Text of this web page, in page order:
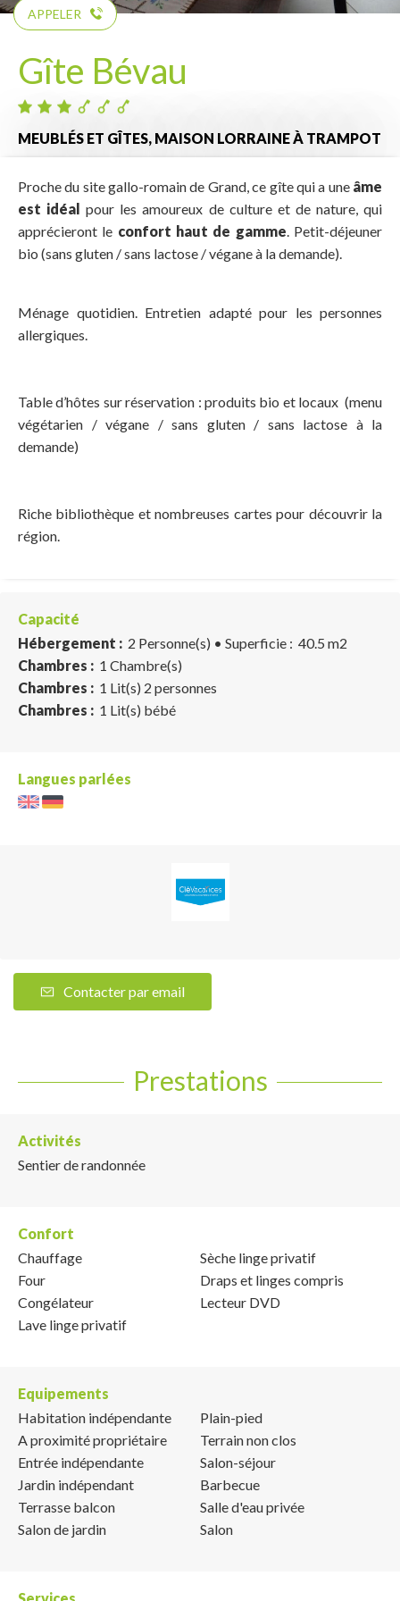
APPELER
Gîte Bévau
MEUBLÉS ET GÎTES, MAISON LORRAINEÀ TRAMPOT
Proche du site gallo-romain de Grand, ce gîte qui a une âme
est idéal pour les amoureux de culture et de nature, qui
apprécieront le confort haut de gamme. Petit-déjeuner
bio (sans gluten / sans lactose / végane à la demande).
Ménage quotidien. Entretien adapté pour les personnes
allergiques.
Table d’hôtes sur réservation : produits bio et locaux (menu
végétarien / végane / sans gluten / sans lactose à la
demande)
Riche bibliothèque et nombreuses cartes pour découvrir la
région.
Capacité
Hébergement : 2 Personne(s) • Superficie : 40.5 m2
Chambres : 1 Chambre(s)
Chambres : 1 Lit(s) 2 personnes
Chambres : 1 Lit(s) bébé
Langues parlées
Contacter par email
Prestations
Activités
Sentier de randonnée
Confort
Chauffage
Four
Congélateur
Lave linge privatif
Sèche linge privatif
Draps et linges compris
Lecteur DVD
Equipements
Habitation indépendante
A proximité propriétaire
Entrée indépendante
Jardin indépendant
Terrasse balcon
Salon de jardin
Plain-pied
Terrain non clos
Salon-séjour
Barbecue
Salle d'eau privée
Salon